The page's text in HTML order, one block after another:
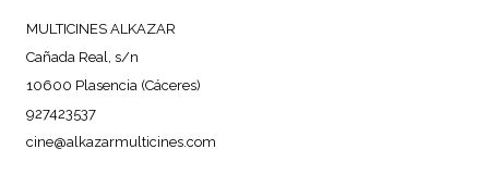
MULTICINES ALKAZAR
Cañada Real, s/n
10600 Plasencia (Cáceres)
927423537
cine@alkazarmulticines.com